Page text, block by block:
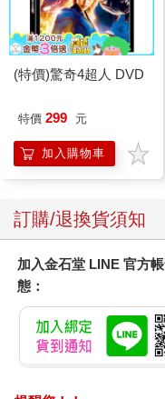
一點運氣讓我圓夢。
天公果然疼憨人！第二天
了函館山頂，沒想到已
落的時間是七點十四分
才是最佳觀賞時刻，張
暖，我不想錯過日落的任
啦，是真得捨不得漏看
是地形，峽長的半島被右
一條腰線，像是數也數不
在暮色中點亮的路燈，
的很美，很浪漫。
到函館必做的三件事：除
函館的建市歷史比札幌
您可能會喜歡
(特價)驚奇4超人 DVD
特價 299
加入購物車